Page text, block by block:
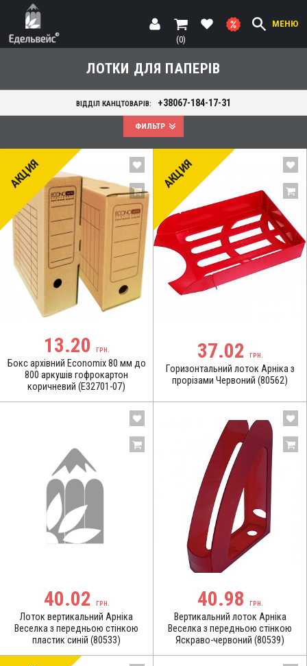
МЕНЮ
(0)
ЛОТКИ ДЛЯ ПАПЕРІВ
ВІДДІЛ КАНЦТОВАРІВ: +38067-184-17-31
ФИЛЬТР
АКЦИЯ
13.20 ГРН.
Бокс архівний Economix 80 мм до
800 аркушів гофрокартон
коричневий (E32701-07)
АКЦИЯ
37.02 ГРН.
Горизонтальний лоток Арніка з
прорізами Червоний (80562)
40.02 ГРН.
Лоток вертикальний Арніка
Веселка з передньою стінкою
пластик синій (80533)
40.98 ГРН.
Вертикальний лоток Арніка
Веселка з передньою стінкою
Яскраво-червоний (80539)